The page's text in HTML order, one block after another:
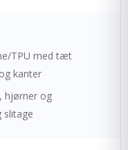
TPU med tæt
kanter
hjørner og
slitage